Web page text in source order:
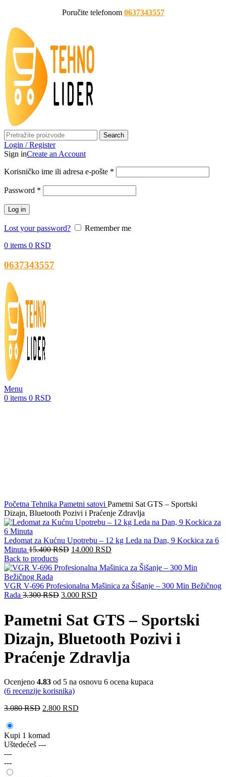
Poručite telefonom 0637343557
Search
Login / Register
Sign inCreate an Account
Korisničko ime ili adresa e-pošte *
Password *
Log in
Lost your password?
Remember me
0 items 0 RSD
0637343557
Menu
0 items 0 RSD
Početna Tehnika Pametni satovi Pametni Sat GTS – Sportski
Dizajn, Bluetooth Pozivi i Praćenje Zdravlja
Ledomat za Kućnu Upotrebu – 12 kg Leda na Dan, 9 Kockica za 6
Minuta 15.400RSD 14.000 RSD
Back to products
VGR V-696 Profesionalna Mašinica za Šišanje – 300 Min Bežičnog
Rada 3.300RSD 3.000 RSD
Pametni Sat GTS – Sportski
Dizajn, Bluetooth Pozivi i
Praćenje Zdravlja
Ocenjeno 4.83 od 5 na osnovu 6 ocena kupaca
(6 recenzije korisnika)
3.080RSD 2.800 RSD
Kupi 1 komad
Uštedećeš ---
---
---